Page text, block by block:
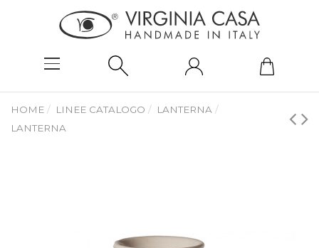
HOME LINEE CATALOGO
LANTERNA
LANTERNA